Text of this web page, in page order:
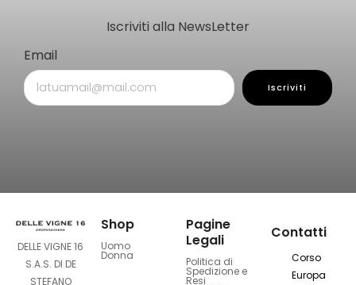
Iscriviti alla NewsLetter
Email
Iscriviti
DELLE VIGNE 16
S.A.S. DI DE
STEFANO
Shop
Uomo
Donna
Pagine
Legali
Politica di
Spedizione e
Resi
Contatti
Corso
Europa